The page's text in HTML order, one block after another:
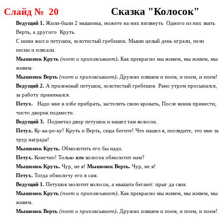
Слайд № 20 Сказка "Колосок"
Ведущий 1. Жили-были 2 мышонка, можете на них взглянуть Одного из них звать
Верть, а другого Круть.
С ними жил и петушок, золотистый гребешок. Мыши целый день играли, пели
песни и плясали.
Мышонок Круть (поет и приплясывает). Как прекрасно мы живем, мы живем, мы
живем.
Мышонок Верть (поет и приплясывает). Дружно пляшем и поем, и поем, и поем!
Ведущий 2. А прилежный петушок, золотистый гребешок Рано утром просыпался,
за работу принимался.
Петух. Надо мне в избе прибрать, застелить свою кровать, После веник принести,
чисто дворик подмести.
Ведущий 3. Подметал двор петушок и нашел там колосок.
Петух. Ку-ка-ре-ку! Круть и Верть, сюда бегите! Что нашел я, поглядите, это мне за
труд награда!
Мышонок Круть. Обмолотить его бы надо.
Петух. Конечно! Только кто колосок обмолотит нам?
Мышонок Круть. Чур, не я! Мышонок Верть. Чур, не я!
Петух. Тогда обмолочу его я сам.
Ведущий 1. Петушок молотит колосок, а мышата бегают: прыг да скок
Мышонок Круть (поет и приплясывает). Как прекрасно мы живем, мы живем, мы
живем.
Мышонок Верть (поет и приплясывает). Дружно пляшем и поем, и поем, и поем!